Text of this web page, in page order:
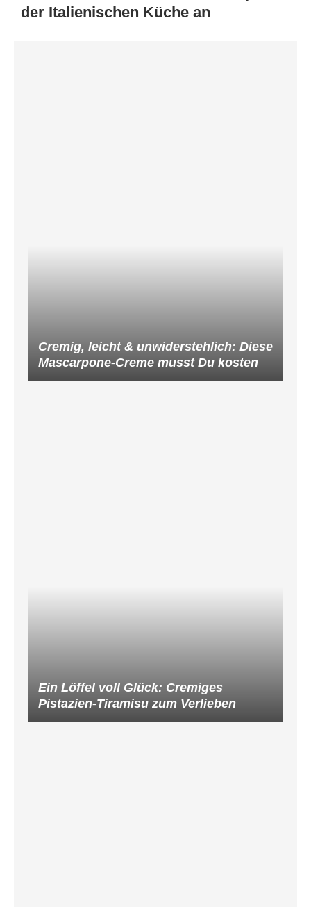
der Italienischen Küche an
Cremig, leicht & unwiderstehlich: Diese
Mascarpone-Creme musst Du kosten
Ein Löffel voll Glück: Cremiges
Pistazien-Tiramisu zum Verlieben